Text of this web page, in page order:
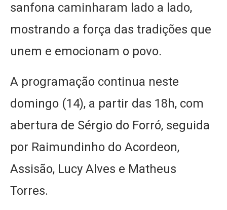
sanfona caminharam lado a lado,
mostrando a força das tradições que
unem e emocionam o povo.
A programação continua neste
domingo (14), a partir das 18h, com
abertura de Sérgio do Forró, seguida
por Raimundinho do Acordeon,
Assisão, Lucy Alves e Matheus
Torres.